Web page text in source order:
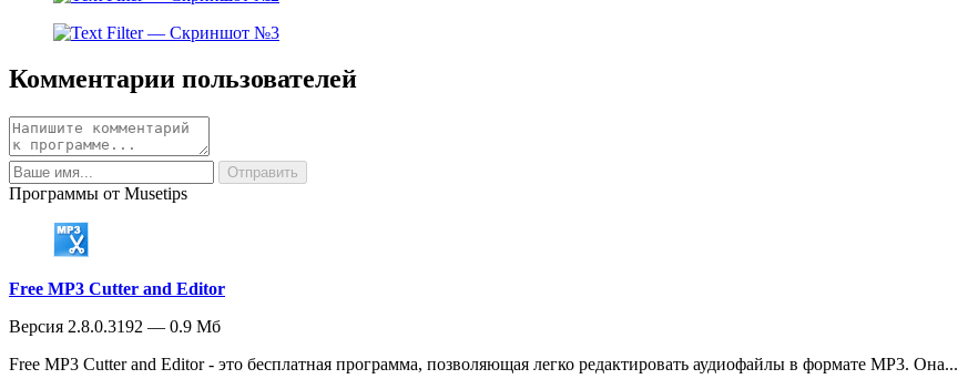
Комментарии пользователей
Программы от Musetips
Free MP3 Cutter and Editor
Версия 2.8.0.3192 — 0.9 Мб
Free MP3 Cutter and Editor - это бесплатная программа, позволяющая легко редактировать аудиофайлы в формате MP3. Она...